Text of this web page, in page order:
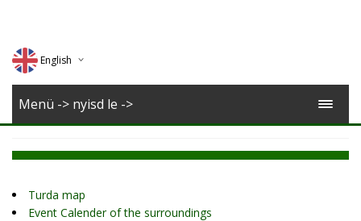
English
Deutsch
Menü -> nyisd le ->
Turda map
Event Calender of the surroundings